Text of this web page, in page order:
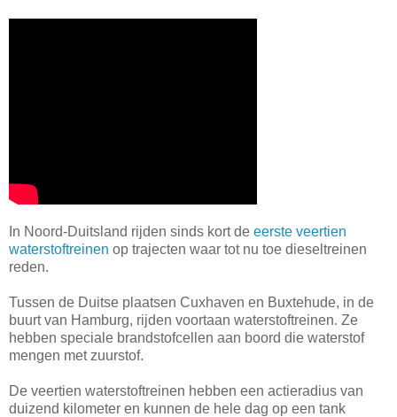
In Noord-Duitsland rijden sinds kort de eerste veertien
waterstoftreinen op trajecten waar tot nu toe dieseltreinen
reden.
Tussen de Duitse plaatsen Cuxhaven en Buxtehude, in de
buurt van Hamburg, rijden voortaan waterstoftreinen. Ze
hebben speciale brandstofcellen aan boord die waterstof
mengen met zuurstof.
De veertien waterstoftreinen hebben een actieradius van
duizend kilometer en kunnen de hele dag op een tank